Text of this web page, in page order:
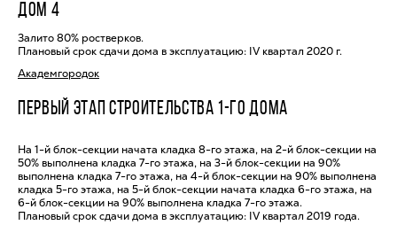
ДОМ 4
Залито 80% ростверков.
Плановый срок сдачи дома в эксплуатацию: IV квартал 2020 г.
Академгородок
ПЕРВЫЙ ЭТАП СТРОИТЕЛЬСТВА 1-ГО ДОМА
На 1-й блок-секции начата кладка 8-го этажа, на 2-й блок-секции на
50% выполнена кладка 7-го этажа, на 3-й блок-секции на 90%
выполнена кладка 7-го этажа, на 4-й блок-секции на 90% выполнена
кладка 5-го этажа, на 5-й блок-секции начата кладка 6-го этажа, на
6-й блок-секции на 90% выполнена кладка 7-го этажа.
Плановый срок сдачи дома в эксплуатацию: IV квартал 2019 года.